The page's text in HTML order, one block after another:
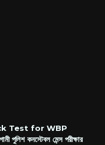
Test for WBP
কনস্টেবল মেন্স পরীক্ষার